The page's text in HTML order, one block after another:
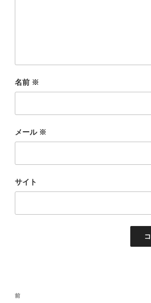
名前 ※
メール ※
サイト
投
前
前